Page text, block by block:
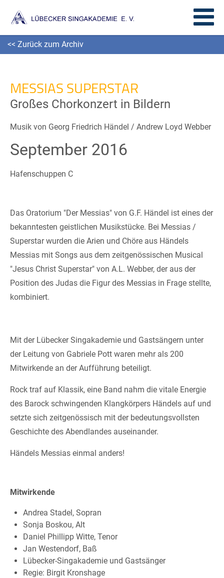
<< Zurück zum Archiv
MESSIAS SUPERSTAR
Großes Chorkonzert in Bildern
Musik von Georg Friedrich Händel / Andrew Loyd Webber
September 2016
Hafenschuppen C
Das Oratorium "Der Messias" von G.F. Händel ist eines der
bekanntesten geistlichen Musikstücke. Bei Messias /
Superstar wurden die Arien und Chöre aus Händels
Messias mit Songs aus dem zeitgenössischen Musical
"Jesus Christ Superstar" von A.L. Webber, der aus der
Position des Judas die Figur des Messias in Frage stellte,
kombiniert.
Mit der Lübecker Singakademie und Gastsängern unter
der Leitung von Gabriele Pott waren mehr als 200
Mitwirkende an der Aufführung beteiligt.
Rock traf auf Klassik, eine Band nahm die vitale Energie
des Barock schwingenden Klangkörpers Händels auf und
setzte sich zeitgenössisch mit der bedeutungsvollsten
Geschichte des Abendlandes auseinander.
Händels Messias einmal anders!
Mitwirkende
Andrea Stadel, Sopran
Sonja Boskou, Alt
Daniel Phillipp Witte, Tenor
Jan Westendorf, Baß
Lübecker-Singakademie und Gastsänger
Regie: Birgit Kronshage